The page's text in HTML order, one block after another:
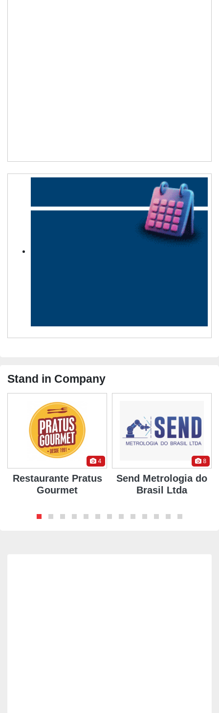
Stand in Company
4
Restaurante Pratus
Gourmet
8
Send Metrologia do
Brasil Ltda